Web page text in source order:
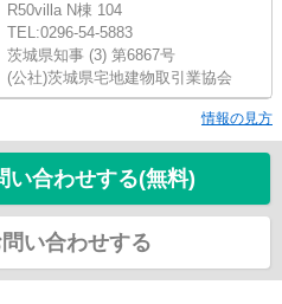
R50villa N棟 104
TEL:0296-54-5883
茨城県知事 (3) 第6867号
(公社)茨城県宅地建物取引業協会
情報の見方
い合わせする(無料)
い合わせする